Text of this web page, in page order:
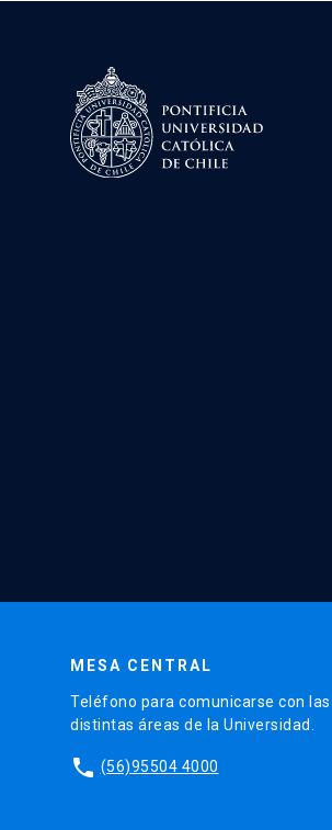
MESA CENTRAL
Teléfono para comunicarse con las
distintas áreas de la Universidad.
phone (56)95504 4000